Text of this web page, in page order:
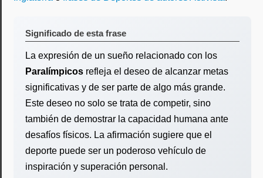
Significado de esta frase
La expresión de un sueño relacionado con los
Paralímpicos refleja el deseo de alcanzar metas
significativas y de ser parte de algo más grande.
Este deseo no solo se trata de competir, sino
también de demostrar la capacidad humana ante
desafíos físicos. La afirmación sugiere que el
deporte puede ser un poderoso vehículo de
inspiración y superación personal.